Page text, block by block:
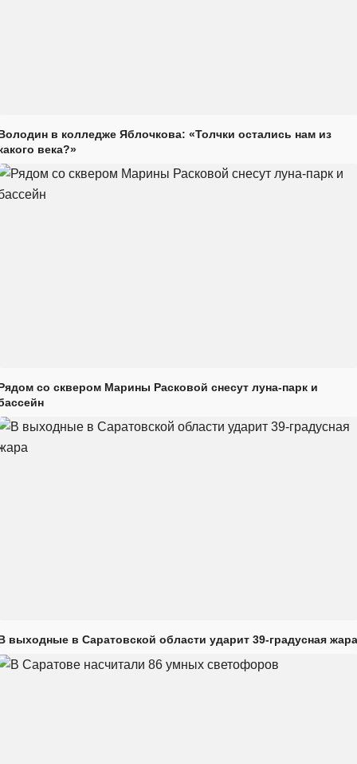
в колледже Яблочкова: «Толчки остались нам из
века?»
со сквером Марины Расковой снесут луна-парк и
выходные в Саратовской области ударит 39-градусная жара